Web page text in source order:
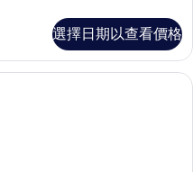
選擇日期以查看價格